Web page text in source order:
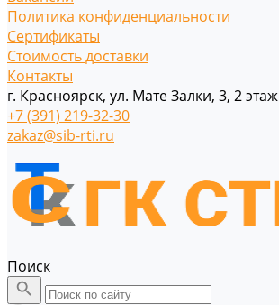
Политика конфиденциальности
Сертификаты
Стоимость доставки
Контакты
г. Красноярск, ул. Мате Залки, 3, 2 этаж
+7 (391) 219-32-30
zakaz@sib-rti.ru
Поиск